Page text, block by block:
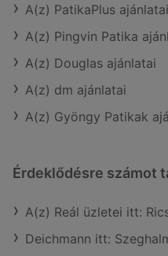
A(z) PatikaPlus ajánlatai
A(z) Pingvin Patika
A(z) Douglas ajánlatai
A(z) dm ajánlatai
A(z) Gyöngy Patikak
Érdeklődésre számot
A(z) Reál üzletei itt:
Deichmann itt: